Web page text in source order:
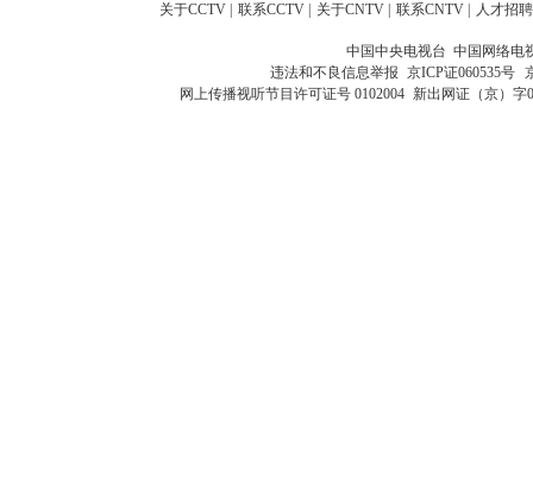
关于CCTV 联系CCTV 关于CNTV 联系CNTV 人才招聘
中国中央电视台 中国网络电
违法和不良信息举报 京ICP证060535号
网上传播视听节目许可证号 0102004 新出网证（京）